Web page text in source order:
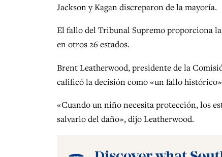
Jackson y Kagan discreparon de la mayoría.
El fallo del Tribunal Supremo proporciona
en otros 26 estados.
Brent Leatherwood, presidente de la
calificó la decisión como «un fallo
«Cuando un niño necesita protección, los
salvarlo del daño», dijo Leatherwood.